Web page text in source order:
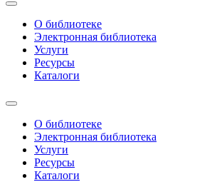
О библиотеке
Электронная библиотека
Услуги
Ресурсы
Каталоги
О библиотеке
Электронная библиотека
Услуги
Ресурсы
Каталоги